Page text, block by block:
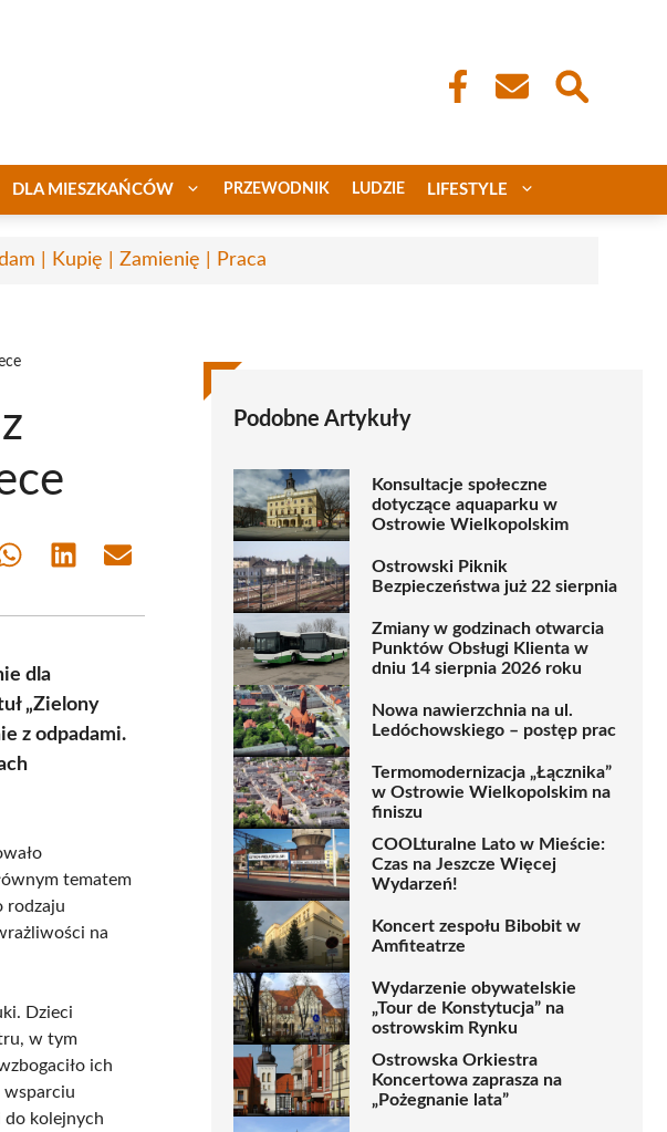
DLA MIESZKAŃCÓW PRZEWODNIK LUDZIE LIFESTYLE
| Kupię | Zamienię | Praca
Share Share Share
dla
„Zielony
z odpadami.
tematem
rodzaju
na
Dzieci
w tym
ich
wsparciu
do kolejnych
Podobne Artykuły
Konsultacje społeczne
dotyczące aquaparku w
Ostrowie Wielkopolskim
Ostrowski Piknik
Bezpieczeństwa już 22 sierpnia
Zmiany w godzinach otwarcia
Punktów Obsługi Klienta w
dniu 14 sierpnia 2026 roku
Nowa nawierzchnia na ul.
Ledóchowskiego – postęp prac
Termomodernizacja „Łącznika”
w Ostrowie Wielkopolskim na
finiszu
COOLturalne Lato w Mieście:
Czas na Jeszcze Więcej
Wydarzeń!
Koncert zespołu Bibobit w
Amfiteatrze
Wydarzenie obywatelskie
„Tour de Konstytucja” na
ostrowskim Rynku
Ostrowska Orkiestra
Koncertowa zaprasza na
„Pożegnanie lata”